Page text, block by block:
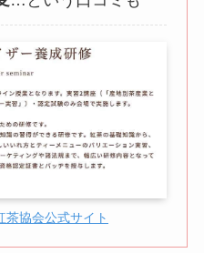
茶協会公式サイト